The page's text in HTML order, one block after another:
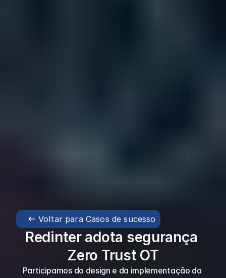
Voltar para Casos de sucesso
Redinter adota segurança
Zero Trust OT
Participamos do design e da implementação da